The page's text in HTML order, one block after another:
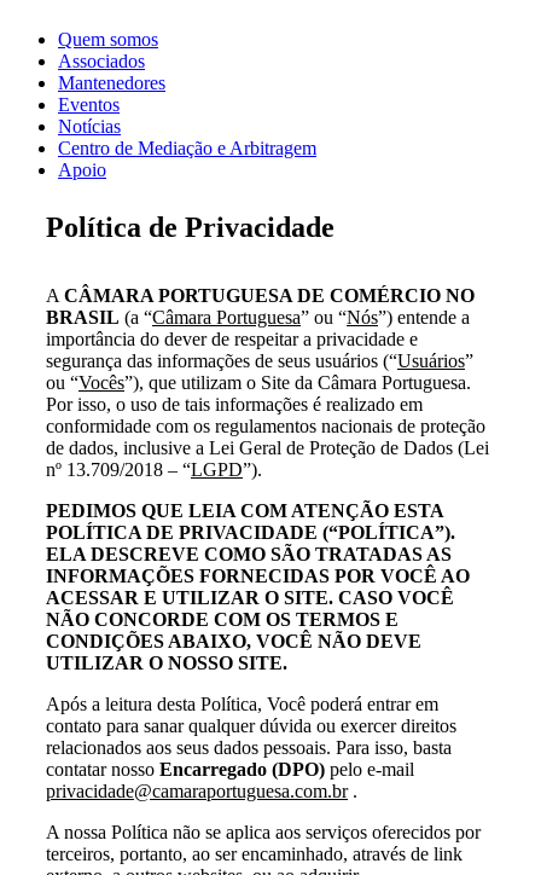
Quem somos
Associados
Mantenedores
Eventos
Notícias
Centro de Mediação e Arbitragem
Apoio
Política de Privacidade
A CÂMARA PORTUGUESA DE COMÉRCIO NO
BRASIL (a “Câmara Portuguesa” ou “Nós”) entende a
importância do dever de respeitar a privacidade e
segurança das informações de seus usuários (“Usuários”
ou “Vocês”), que utilizam o Site da Câmara Portuguesa.
Por isso, o uso de tais informações é realizado em
conformidade com os regulamentos nacionais de proteção
de dados, inclusive a Lei Geral de Proteção de Dados (Lei
nº 13.709/2018 – “LGPD”).
PEDIMOS QUE LEIA COM ATENÇÃO ESTA
POLÍTICA DE PRIVACIDADE (“POLÍTICA”).
ELA DESCREVE COMO SÃO TRATADAS AS
INFORMAÇÕES FORNECIDAS POR VOCÊ AO
ACESSAR E UTILIZAR O SITE. CASO VOCÊ
NÃO CONCORDE COM OS TERMOS E
CONDIÇÕES ABAIXO, VOCÊ NÃO DEVE
UTILIZAR O NOSSO SITE.
Após a leitura desta Política, Você poderá entrar em
contato para sanar qualquer dúvida ou exercer direitos
relacionados aos seus dados pessoais. Para isso, basta
contatar nosso Encarregado (DPO) pelo e-mail
privacidade@camaraportuguesa.com.br.
A nossa Política não se aplica aos serviços oferecidos por
terceiros, portanto, ao ser encaminhado, através de link